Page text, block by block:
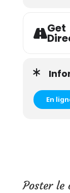
Get
En
Poster le